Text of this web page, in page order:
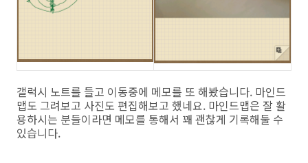
갤럭시 노트를 들고 이동중에 메모를 또 해봤습니다. 마인드
맵도 그려보고 사진도 편집해보고 했네요. 마인드맵은 잘 활
용하시는 분들이라면 메모를 통해서 꽤 괜찮게 기록해둘 수
있습니다.